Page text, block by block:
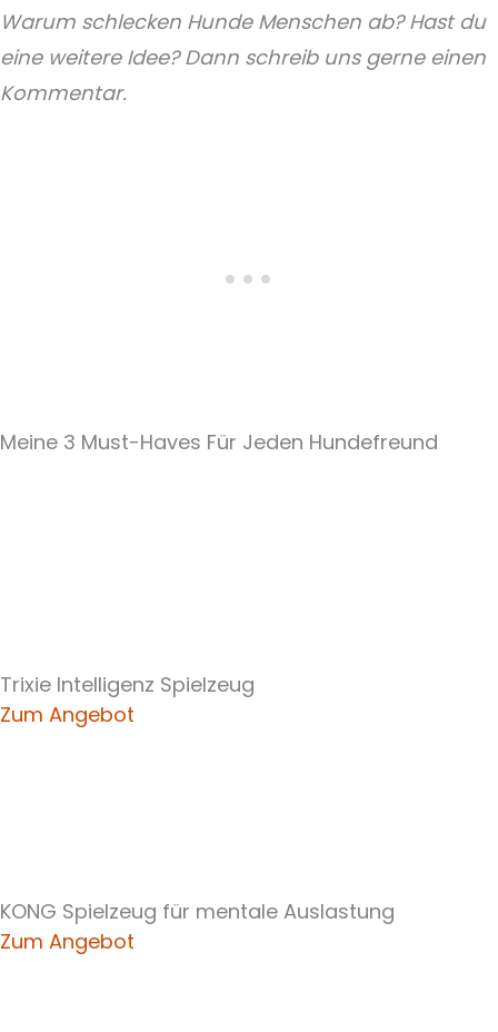
Warum schlecken Hunde Menschen ab? Hast du
eine weitere Idee? Dann schreib uns gerne einen
Kommentar.
Meine 3 Must-Haves Für Jeden Hundefreund​
Trixie Intelligenz Spielzeug
Zum Angebot
KONG Spielzeug für mentale Auslastung
Zum Angebot